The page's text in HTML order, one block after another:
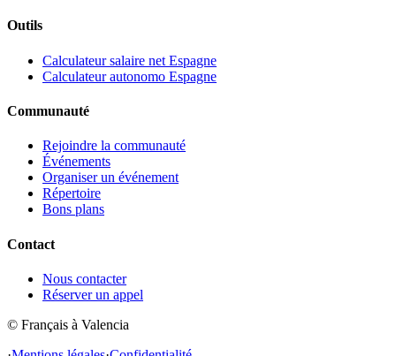
Outils
Calculateur salaire net Espagne
Calculateur autonomo Espagne
Communauté
Rejoindre la communauté
Événements
Organiser un événement
Répertoire
Bons plans
Contact
Nous contacter
Réserver un appel
© Français à Valencia